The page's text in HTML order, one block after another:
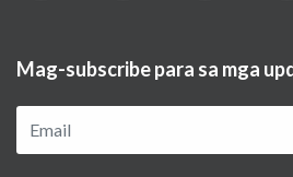
Mag-subscribe para sa mga